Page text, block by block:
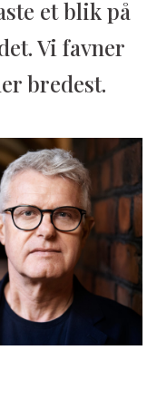
et blik på
Vi favner
bredest.